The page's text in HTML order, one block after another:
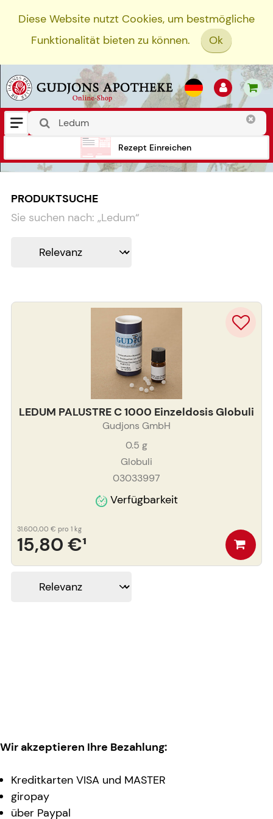
Diese Website nutzt Cookies, um bestmögliche
Funktionalität bieten zu können.
Ok
Rezept Einreichen
PRODUKTSUCHE
Sie suchen nach: „Ledum“
LEDUM PALUSTRE C 1000 Einzeldosis Globuli
Gudjons GmbH
0.5 g
Globuli
03033997
Verfügbarkeit
15,80 €¹
31.600,00 € pro 1 kg
Wir akzeptieren Ihre Bezahlung:
Kreditkarten VISA und MASTER
giropay
über Paypal